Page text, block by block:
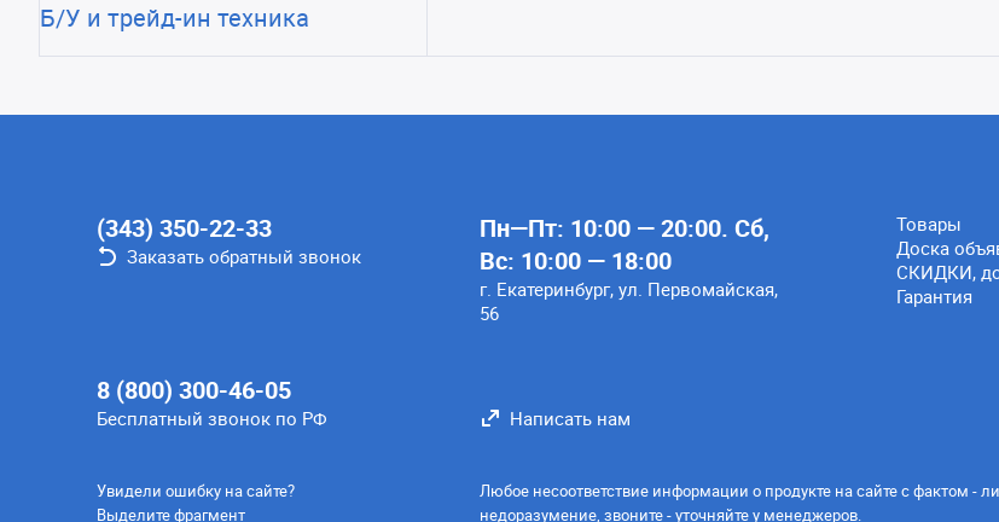
Б/У и трейд-ин техника
(343) 350-22-33
Заказать обратный звонок
8 (800) 300-46-05
Бесплатный звонок по РФ
Пн—Пт: 10:00 — 20:00. Сб,
Вс: 10:00 — 18:00
г. Екатеринбург, ул. Первомайская,
56
Товары
Доска
СКИДКИ,
Гарантия
Написать нам
Увидели ошибку на сайте?
Выделите фрагмент
Любое несоответствие информации о продукте на сайте с фактом -
недоразумение, звоните - уточняйте у менеджеров.